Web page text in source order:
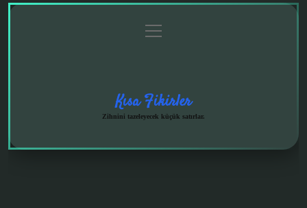
menüyü
aç
Kısa Fikirler
Zihnini tazeleyecek küçük satırlar.